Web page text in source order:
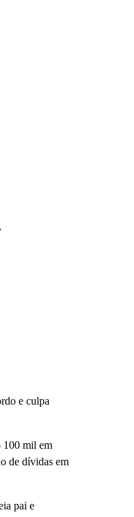
e culpa
100 mil em
de dívidas em
pai e